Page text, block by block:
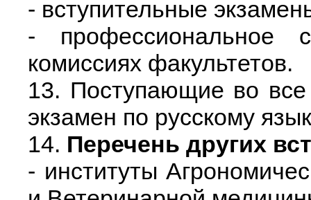
- вступительные
- профессиональное
комиссиях факультетов.
13. Поступающие во все
экзамен по русскому
14. Перечень других
- институты